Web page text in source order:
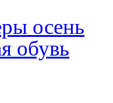
осень
обувь